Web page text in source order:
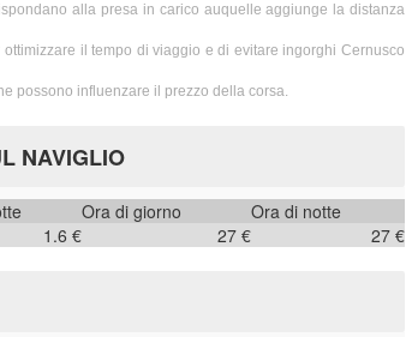
alla presa in carico auquelle aggiunge la distanza
il tempo di viaggio e di evitare ingorghi Cernusco
possono influenzare il prezzo della corsa.
NAVIGLIO
Ora di giorno
Ora di notte
1.6 € 27 € 27 €